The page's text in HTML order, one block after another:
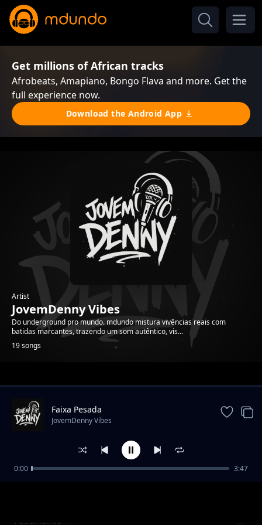
Get millions of African tracks
Afrobeats, Amapiano, Bongo Flava and more. Get the
full experience now.
Download the Android App
Artist
JovemDenny Vibes
Do underground pro mundo. mdundo mistura vivências reais com
batidas marcantes, trazendo um som autêntico, vis...
19 songs
Trending
Fascinante
Faixa Pesada
JovemDenny Vibes
0:00 3:47